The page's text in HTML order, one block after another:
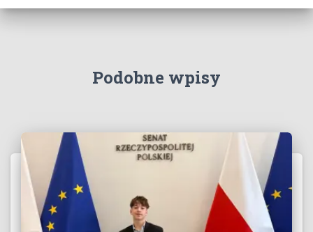
Podobne wpisy